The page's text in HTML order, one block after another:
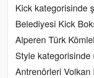
Kick kategorisinde
Belediyesi Kick
Alperen Türk
Style
Antrenörleri